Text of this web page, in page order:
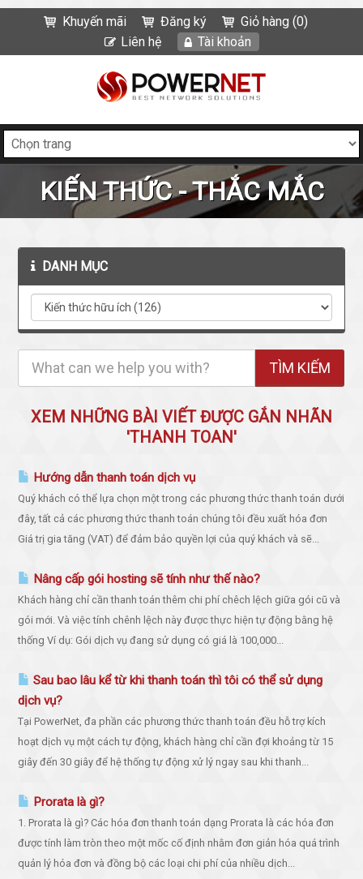
Khuyến mãi Đăng ký
Giỏ hàng (0)
Liên hệ
Tài khoản
KIẾN THỨC - THẮC MẮC
DANH MỤC
XEM NHỮNG BÀI VIẾT ĐƯỢC GẮN NHÃN
'THANH TOAN'
Hướng dẫn thanh toán dịch vụ
Quý khách có thể lựa chọn một trong các phương thức thanh toán dưới
đây, tất cả các phương thức thanh toán chúng tôi đều xuất hóa đơn
Giá trị gia tăng (VAT) để đảm bảo quyền lợi của quý khách và sẽ...
Nâng cấp gói hosting sẽ tính như thế nào?
Khách hàng chỉ cần thanh toán thêm chi phí chêch lệch giữa gói cũ và
gói mới. Và việc tính chênh lệch này được thực hiện tự động bằng hệ
thống Ví dụ: Gói dịch vụ đang sử dụng có giá là 100,000...
Sau bao lâu kể từ khi thanh toán thì tôi có thể sử dụng
dịch vụ?
Tại PowerNet, đa phần các phương thức thanh toán đều hỗ trợ kích
hoạt dịch vụ một cách tự động, khách hàng chỉ cần đợi khoảng từ 15
giây đến 30 giây để hệ thống tự động xử lý ngay sau khi thanh...
Prorata là gì?
1. Prorata là gì? Các hóa đơn thanh toán dạng Prorata là các hóa đơn
được tính làm tròn theo một mốc cố định nhằm đơn giản hóa quá trình
quản lý hóa đơn và đồng bộ các loại chi phí của nhiều dịch...